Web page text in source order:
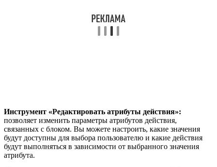
Инструмент «Редактировать атрибуты действия»:
позволяет изменить параметры атрибутов действия,
связанных с блоком. Вы можете настроить, какие значения
будут доступны для выбора пользователю и какие действия
будут выполняться в зависимости от выбранного значения
атрибута.